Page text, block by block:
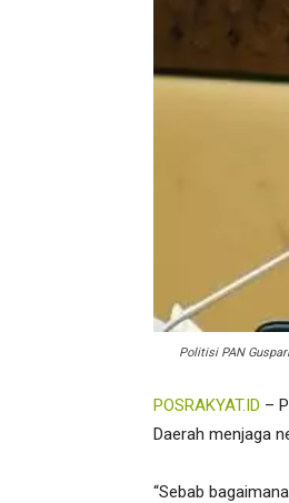
Politisi PAN
POSRAKYAT.ID –
Daerah menjaga
“Sebab